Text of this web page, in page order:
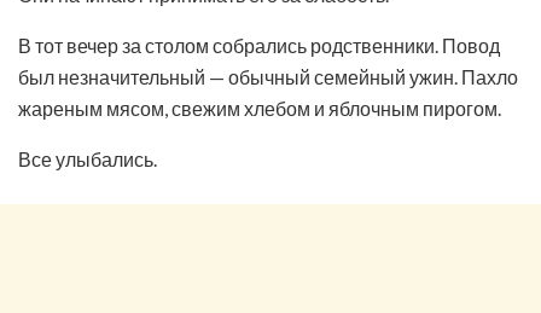
В тот вечер за столом собрались родственники. Повод
был незначительный — обычный семейный ужин. Пахло
жареным мясом, свежим хлебом и яблочным пирогом.
Все улыбались.